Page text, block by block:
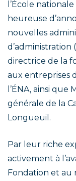
l’École
heureuse
nouvelles
d’administration
directrice de la
aux entreprises
l’ÉNA, ainsi
générale de la
Longueuil.
Par leur riche
activement à
Fondation et au